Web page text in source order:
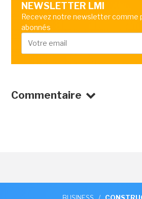
NEWSLETTER LMI
Recevez notre newsletter comme
abonnés
Commentaire